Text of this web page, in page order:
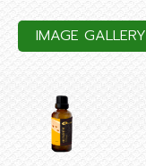
IMAGE GALLERY